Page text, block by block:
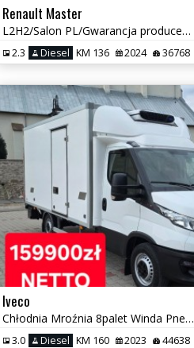
Renault Master
L2H2/Salon PL/Gwarancja producenta/Tempomat/Jak NOWY
2.3 Diesel KM 136 2024 36768
Iveco
Chłodnia Mroźnia 8palet Winda Pneumatyka Salon PL Bezwypadek Gwarancja
3.0 Diesel KM 160 2023 44638